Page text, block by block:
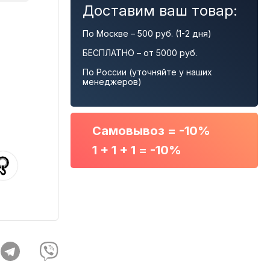
Доставим ваш товар:
По Москве – 500 руб. (1-2 дня)
БЕСПЛАТНО – от 5000 руб.
По России (уточняйте у наших
менеджеров)
Самовывоз = -10%
1 + 1 + 1 = -10%